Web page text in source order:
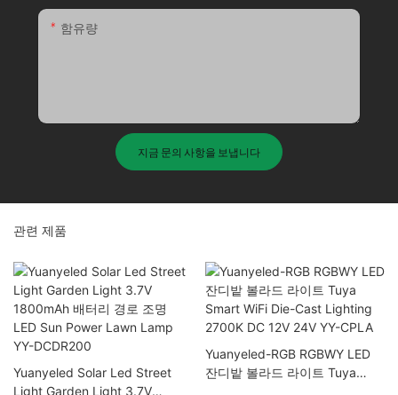
함유량
지금 문의 사항을 보냅니다
관련 제품
Yuanyeled Solar Led Street
Light Garden Light 3.7V
Yuanyeled-RGB RGBWY LED
잔디밭 볼라드 라이트 Tuya